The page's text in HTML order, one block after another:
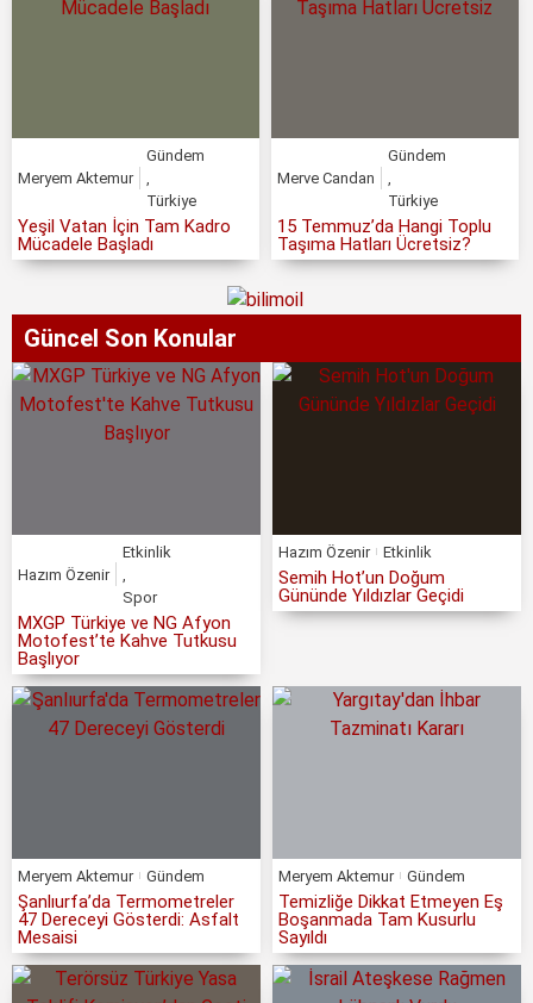
Meryem Aktemur
Gündem
Türkiye
Yeşil Vatan İçin Tam Kadro
Mücadele Başladı
Merve Candan
Gündem
Türkiye
15 Temmuz’da Hangi Toplu
Taşıma Hatları Ücretsiz?
Güncel Son Konular
Hazım Özenir
Etkinlik
Spor
MXGP Türkiye ve NG Afyon
Motofest’te Kahve Tutkusu
Başlıyor
Hazım Özenir Etkinlik
Semih Hot’un Doğum
Gününde Yıldızlar Geçidi
Meryem Aktemur Gündem
Şanlıurfa’da Termometreler
47 Dereceyi Gösterdi: Asfalt
Mesaisi
Meryem Aktemur Gündem
Temizliğe Dikkat Etmeyen Eş
Boşanmada Tam Kusurlu
Sayıldı